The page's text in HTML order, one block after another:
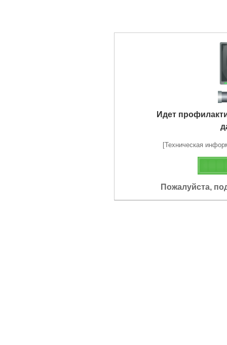
Идет
[Техническая
Пожалуйста,